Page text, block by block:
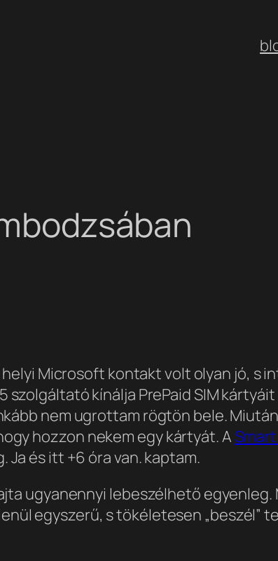
Microsoft kontakt volt olyan jó, s
szolgáltató kínálja PrePaid SIM
nem ugrottam rögtön bele.
hozzon nekem egy kártyát. A
Ja és itt +6 óra van.kaptam.
ugyanennyi lebeszélhető
egyszerű, s tökéletesen „beszél”